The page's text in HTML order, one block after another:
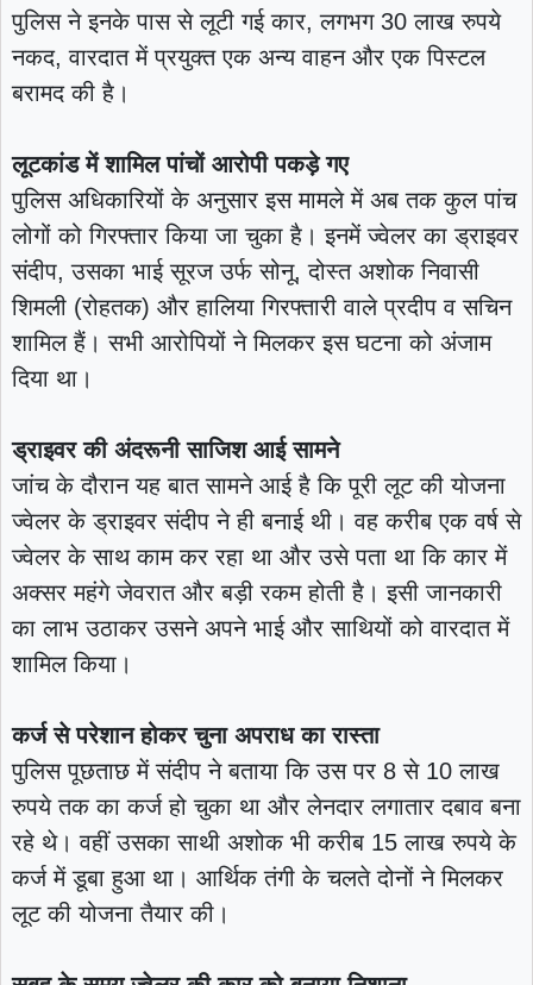
पुलिस ने इनके पास से लूटी गई कार, लगभग 30 लाख रुपये
नकद, वारदात में प्रयुक्त एक अन्य वाहन और एक पिस्टल
बरामद की है।
लूटकांड में शामिल पांचों आरोपी पकड़े गए
पुलिस अधिकारियों के अनुसार इस मामले में अब तक कुल पांच
लोगों को गिरफ्तार किया जा चुका है। इनमें ज्वेलर का ड्राइवर
संदीप, उसका भाई सूरज उर्फ सोनू, दोस्त अशोक निवासी
शिमली (रोहतक) और हालिया गिरफ्तारी वाले प्रदीप व सचिन
शामिल हैं। सभी आरोपियों ने मिलकर इस घटना को अंजाम
दिया था।
ड्राइवर की अंदरूनी साजिश आई सामने
जांच के दौरान यह बात सामने आई है कि पूरी लूट की योजना
ज्वेलर के ड्राइवर संदीप ने ही बनाई थी। वह करीब एक वर्ष से
ज्वेलर के साथ काम कर रहा था और उसे पता था कि कार में
अक्सर महंगे जेवरात और बड़ी रकम होती है। इसी जानकारी
का लाभ उठाकर उसने अपने भाई और साथियों को वारदात में
शामिल किया।
कर्ज से परेशान होकर चुना अपराध का रास्ता
पुलिस पूछताछ में संदीप ने बताया कि उस पर 8 से 10 लाख
रुपये तक का कर्ज हो चुका था और लेनदार लगातार दबाव बना
रहे थे। वहीं उसका साथी अशोक भी करीब 15 लाख रुपये के
कर्ज में डूबा हुआ था। आर्थिक तंगी के चलते दोनों ने मिलकर
लूट की योजना तैयार की।